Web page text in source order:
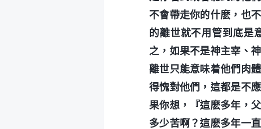
不會帶走你的什麽，也
的離世就不用管到底是
之，如果不是神主宰、
離世只能意味着他們肉
得愧對他們，這都是不
果你想，『這麽多年，
多少苦啊？這麽多年一